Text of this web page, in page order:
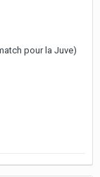
pour la Juve)